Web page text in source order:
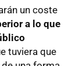
un coste
a lo que
tuviera que